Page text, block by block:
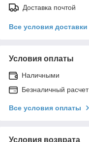
Доставка почтой
Все условия доставки
Условия оплаты
Наличными
Безналичный расчет
Все условия оплаты
Условия возврата